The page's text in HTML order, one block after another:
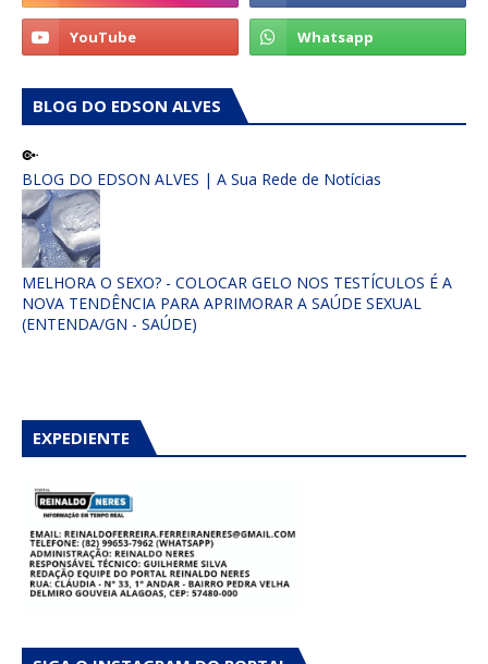
BLOG DO EDSON ALVES
BLOG DO EDSON ALVES | A Sua Rede de Notícias
MELHORA O SEXO? - COLOCAR GELO NOS TESTÍCULOS É A
NOVA TENDÊNCIA PARA APRIMORAR A SAÚDE SEXUAL
(ENTENDA/GN - SAÚDE)
EXPEDIENTE